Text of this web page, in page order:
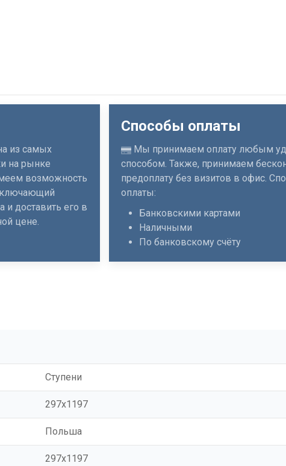
из самых
на рынке
возможность
и доставить его в
цене.
Способы оплаты
Мы принимаем оплату любым
способом. Также, принимаем
предоплату без визитов в офис.
оплаты:
Банковскими картами
Наличными
По банковскому счёту
Ступени
297x1197
Польша
297x1197